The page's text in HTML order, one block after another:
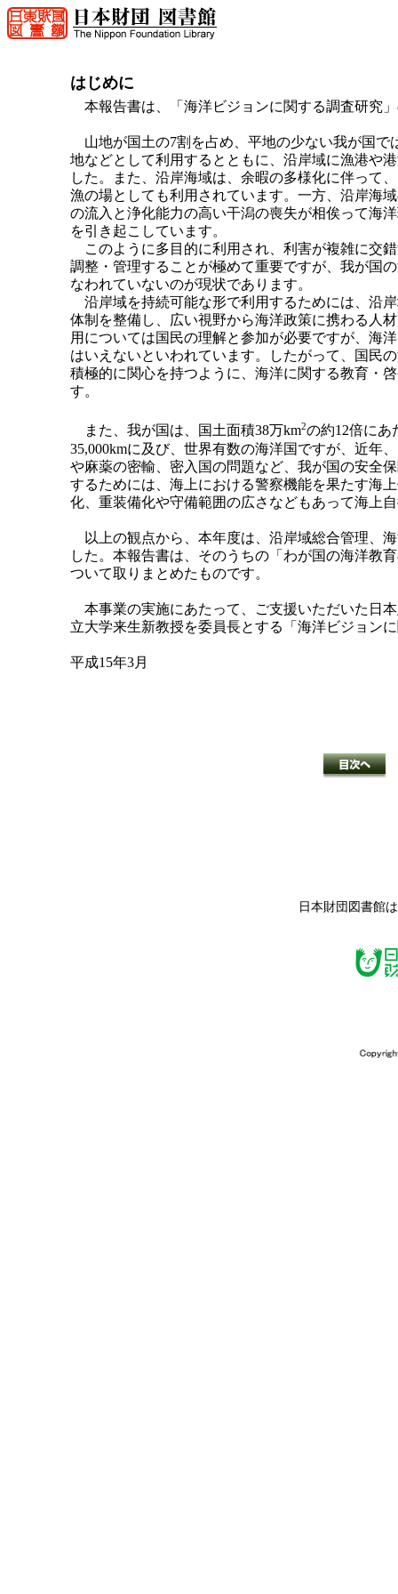
はじめに
本報告書は、「海洋ビジョンに関する調査研究
山地が国土の7割を占め、平地の少ない我が国で
地などとして利用するとともに、沿岸域に漁港や
した。また、沿岸海域は、余暇の多様化に伴って
漁の場としても利用されています。一方、沿岸海
の流入と浄化能力の高い干潟の喪失が相俟って海
を引き起こしています。
このように多目的に利用され、利害が複雑に交
調整・管理することが極めて重要ですが、我が国
なわれていないのが現状であります。
沿岸域を持続可能な形で利用するためには、沿
体制を整備し、広い視野から海洋政策に携わる人
用については国民の理解と参加が必要ですが、海
はいえないといわれています。したがって、国民
積極的に関心を持つように、海洋に関する教育・
す。
また、我が国は、国土面積38万km2の約12倍にあ
35,000kmに及び、世界有数の海洋国ですが、近年
や麻薬の密輸、密入国の問題など、我が国の安全
するためには、海上における警察機能を果たす海
化、重装備化や守備範囲の広さなどもあって海上
以上の観点から、本年度は、沿岸域総合管理、
した。本報告書は、そのうちの「わが国の海洋教
ついて取りまとめたものです。
本事業の実施にあたって、ご支援いただいた日
立大学来生新教授を委員長とする「海洋ビジョン
平成15年3月
日本財団図書館